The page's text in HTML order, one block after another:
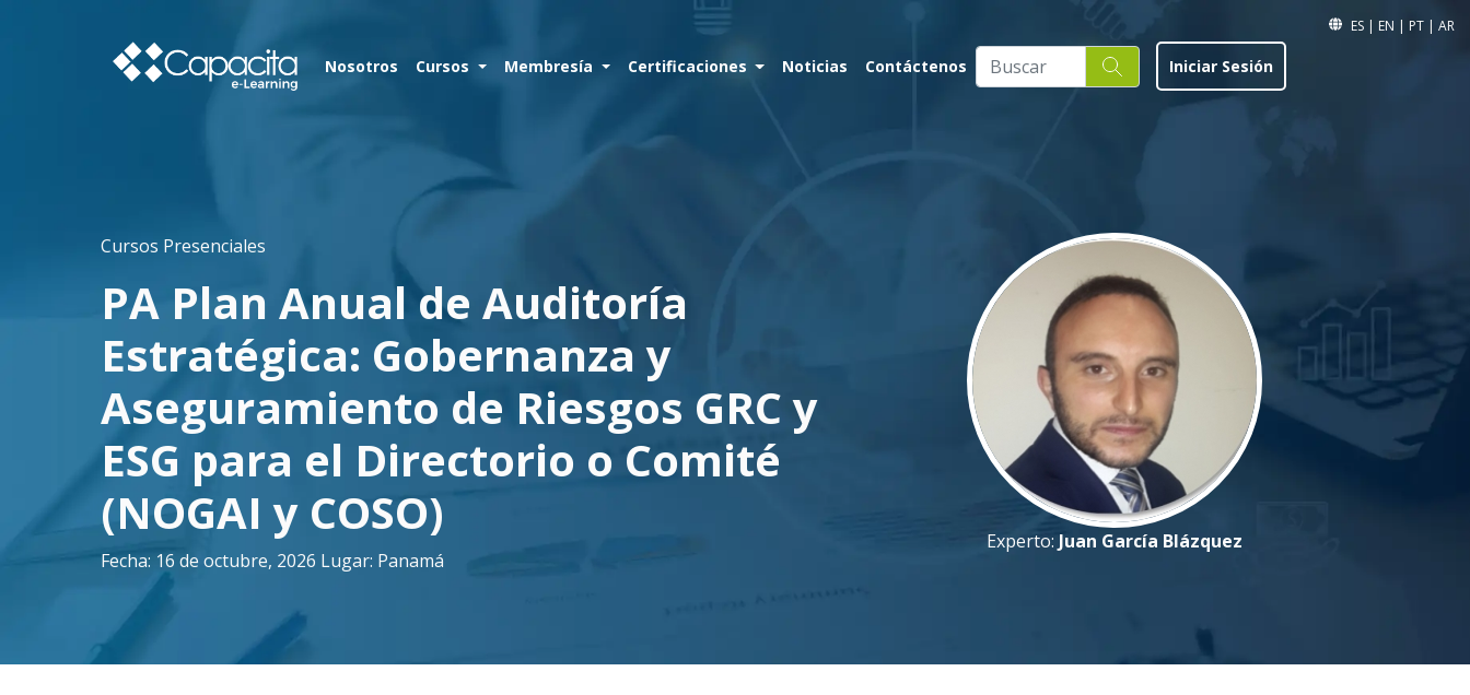
ES | EN | PT | AR
Nosotros Cursos Membresía Certificaciones Noticias Contáctenos Iniciar Sesión
Cursos Presenciales
PA Plan Anual de Auditoría
Estratégica: Gobernanza y
Aseguramiento de Riesgos GRC y
ESG para el Directorio o Comité
(NOGAI y COSO)
Fecha: 16 de octubre, 2026 Lugar: Panamá
Experto: Juan García Blázquez